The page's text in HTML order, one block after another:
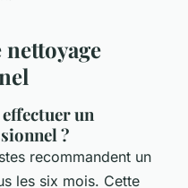
un
?
recommandent un
les six mois. Cette